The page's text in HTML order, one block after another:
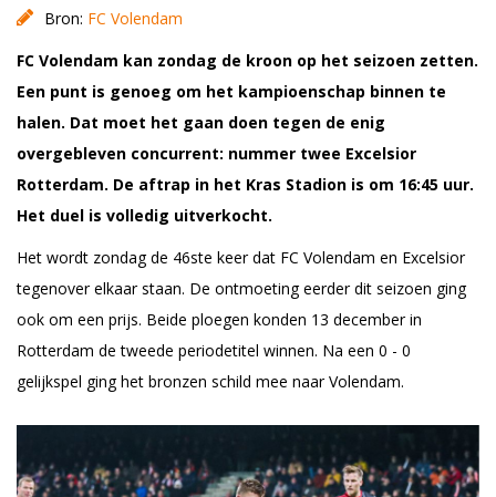
Bron: FC Volendam
FC Volendam kan zondag de kroon op het seizoen zetten.
Een punt is genoeg om het kampioenschap binnen te
halen. Dat moet het gaan doen tegen de enig
overgebleven concurrent: nummer twee Excelsior
Rotterdam. De aftrap in het Kras Stadion is om 16:45 uur.
Het duel is volledig uitverkocht.
Het wordt zondag de 46ste keer dat FC Volendam en Excelsior
tegenover elkaar staan. De ontmoeting eerder dit seizoen ging
ook om een prijs. Beide ploegen konden 13 december in
Rotterdam de tweede periodetitel winnen. Na een 0 - 0
gelijkspel ging het bronzen schild mee naar Volendam.